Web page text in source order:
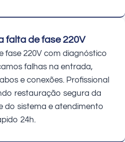
falta de fase 220V
fase 220V com diagnóstico
falhas na entrada,
e conexões. Profissional
restauração segura da
do sistema e atendimento
24h.